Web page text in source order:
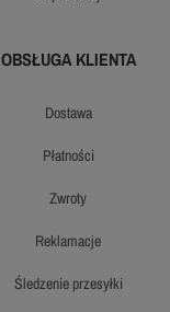
OBSŁUGA KLIENTA
dostawa
płatności
zwroty
reklamacje
śledzenie przesyłki